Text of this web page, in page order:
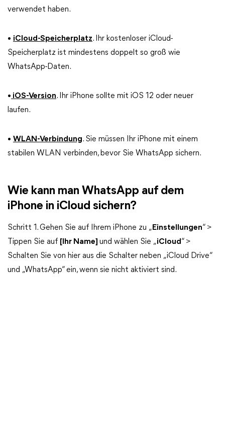
verwendet haben.
• iCloud-Speicherplatz. Ihr kostenloser iCloud-
Speicherplatz ist mindestens doppelt so groß wie
WhatsApp-Daten.
• iOS-Version. Ihr iPhone sollte mit iOS 12 oder neuer
laufen.
• WLAN-Verbindung. Sie müssen Ihr iPhone mit einem
stabilen WLAN verbinden, bevor Sie WhatsApp sichern.
Wie kann man WhatsApp auf dem
iPhone in iCloud sichern?
Schritt 1. Gehen Sie auf Ihrem iPhone zu „ Einstellungen“ >
Tippen Sie auf [Ihr Name] und wählen Sie „iCloud“ >
Schalten Sie von hier aus die Schalter neben „iCloud Drive“
und „WhatsApp“ ein, wenn sie nicht aktiviert sind.